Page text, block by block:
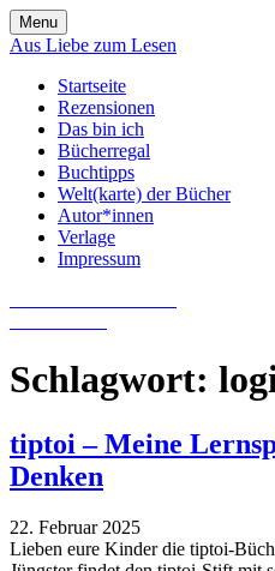
Skip
to
Menu
Aus Liebe zum Lesen
Startseite
Rezensionen
Das bin ich
Bücherregal
Buchtipps
Welt(karte) der Bücher
Autor*innen
Verlage
Impressum
Schlagwort:
tiptoi – Meine
Denken
22. Februar 2025
Lieben eure Kinder die tiptoi-